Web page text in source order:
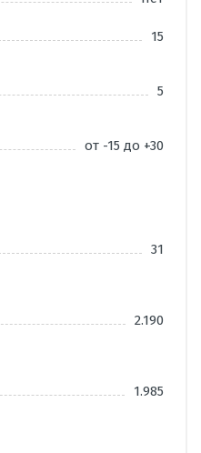
15
5
от -15 до +30
31
2.190
1.985